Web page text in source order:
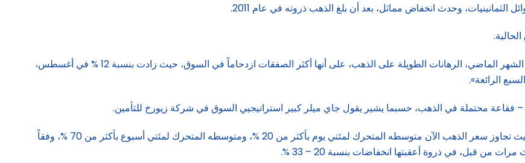
وحدث انخفاض مماثل، بعد أن بلغ الذهب ذروته في عام 2011.
فقد وضع ربع مديري الصناديق الذين شملهم استطلاع بنك أوف أمريكا الشهر الماضي، الرهانات الطويلة على الذهب، على أنها أكثر الصفقات ازدحاماً في السوق، حيث زادت بنسبة 12 % في أغسطس،
الرائعة».
محتملة في الذهب، حسبما يشير يقول جاي ميلر كبير استراتيجيي السوق في شركة زيورخ للتأمين.
ومن حيث الأداء، تسارعت وتيرة ارتفاع الأسعار الأخيرة بشكل كبير، حيث تجاوز سعر الذهب الآن متوسطه المتحرك لمئتي يوم بأكثر من 20 %، ومتوسطه المتحرك لمئتي أسبوع بأكثر من 70 %، وفقاً
من قبل، في ذروة أعقبتها انخفاضات بنسبة 20 – 33 %.